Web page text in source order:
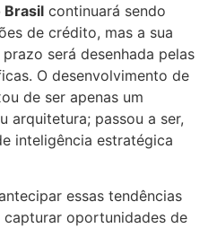
Brasil continuará sendo
de crédito, mas a sua
será desenhada pelas
O desenvolvimento de
de ser apenas um
arquitetura; passou a ser,
inteligência estratégica
essas tendências
oportunidades de